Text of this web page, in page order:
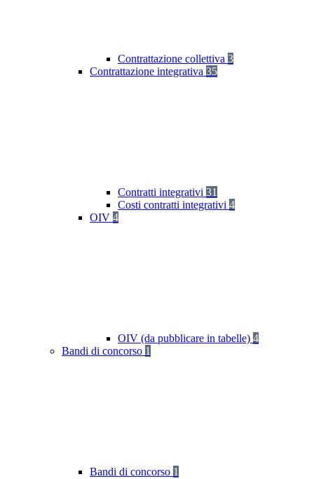
Contrattazione collettiva 3
Contrattazione integrativa 35
Contratti integrativi 31
Costi contratti integrativi 4
OIV 4
OIV (da pubblicare in tabelle) 4
Bandi di concorso 1
Bandi di concorso 1